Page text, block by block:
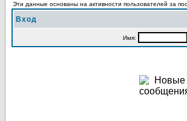
Эти данные основаны на активности пользователей за
Вход
Имя: